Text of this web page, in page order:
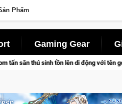
Phẩm
Gaming Gear
với tên gọi Palworld Online